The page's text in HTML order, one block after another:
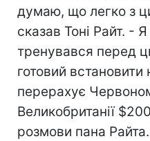
думаю, що легко з
сказав Тоні Райт. -
тренувався перед
готовий
перерахує
Великобританії
розмови пана